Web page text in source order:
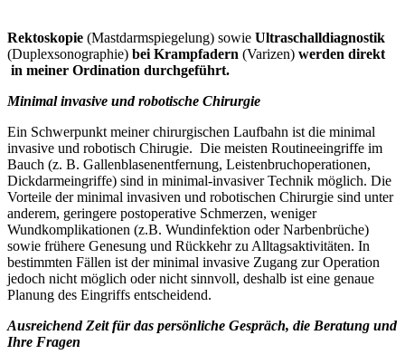
Rektoskopie (Mastdarmspiegelung) sowie Ultraschalldiagnostik
(Duplexsonographie) bei Krampfadern (Varizen) werden direkt
in meiner Ordination durchgeführt.
Minimal invasive und robotische Chirurgie
Ein Schwerpunkt meiner chirurgischen Laufbahn ist die minimal
invasive und robotisch Chirugie. Die meisten Routineeingriffe im
Bauch (z. B. Gallenblasenentfernung, Leistenbruchoperationen,
Dickdarmeingriffe) sind in minimal-invasiver Technik möglich. Die
Vorteile der minimal invasiven und robotischen Chirurgie sind unter
anderem, geringere postoperative Schmerzen, weniger
Wundkomplikationen (z.B. Wundinfektion oder Narbenbrüche)
sowie frühere Genesung und Rückkehr zu Alltagsaktivitäten. In
bestimmten Fällen ist der minimal invasive Zugang zur Operation
jedoch nicht möglich oder nicht sinnvoll, deshalb ist eine genaue
Planung des Eingriffs entscheidend.
Ausreichend Zeit für das persönliche Gespräch, die Beratung und
Ihre Fragen